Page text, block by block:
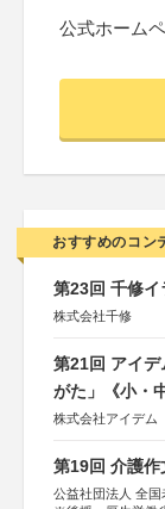
公式ホーム
おすすめのコン
第23回 千修イ
株式会社千修
第21回 アイ
がた」《小・
株式会社アイデム
第19回 介護作
公益社団法人 全